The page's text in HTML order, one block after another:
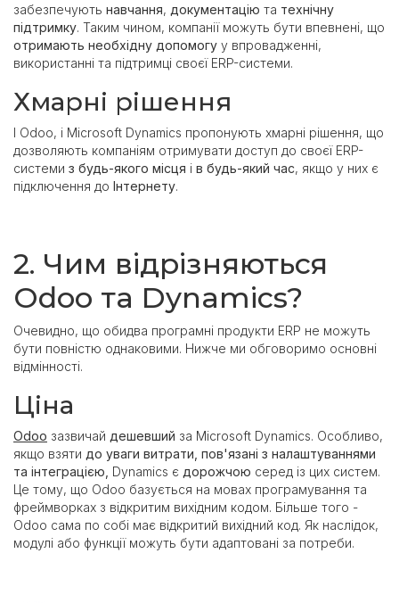
забезпечують навчання, документацію та технічну
підтримку. Таким чином, компанії можуть бути впевнені, що
отримають необхідну допомогу у впровадженні,
використанні та підтримці своєї ERP-системи.
Хмарні рішення
І Odoo, і Microsoft Dynamics пропонують хмарні рішення, що
дозволяють компаніям отримувати доступ до своєї ERP-
системи з будь-якого місця і в будь-який час, якщо у них є
підключення до Інтернету.
2. Чим відрізняються
Odoo та Dynamics?
Очевидно, що обидва програмні продукти ERP не можуть
бути повністю однаковими. Нижче ми обговоримо основні
відмінності.
Ціна
Odoo зазвичай дешевший за Microsoft Dynamics. Особливо,
якщо взяти до уваги витрати, пов'язані з налаштуваннями
та інтеграцією, Dynamics є дорожчою серед із цих систем.
Це тому, що Odoo базується на мовах програмування та
фреймворках з відкритим вихідним кодом. Більше того -
Odoo сама по собі має відкритий вихідний код. Як наслідок,
модулі або функції можуть бути адаптовані за потреби.